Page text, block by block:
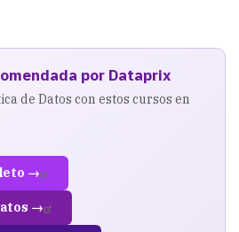
por Dataprix
de Datos con estos cursos en
→
→